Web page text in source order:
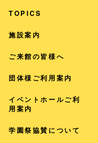
TOPICS
施設案内
ご来館の皆様へ
団体様ご利用案内
イベントホールご利
用案内
学園祭協賛について